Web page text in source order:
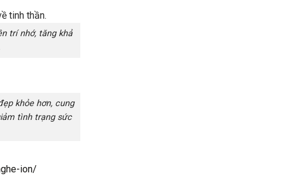
trí nhớ, tăng khả
khỏe hơn, cung
tình trạng sức